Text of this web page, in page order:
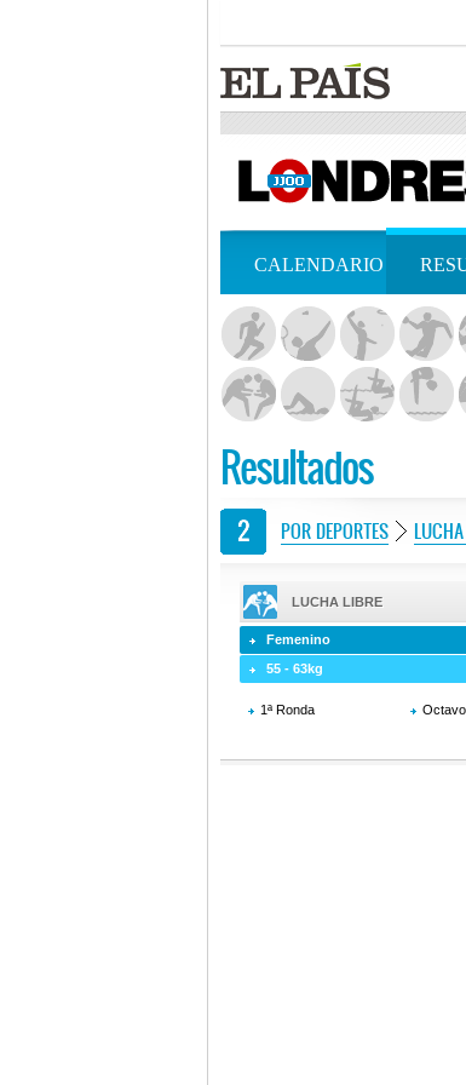
CALENDARIO
Resultados
POR DEPORTES
LUCHA LIBRE
Femenino
55 - 63kg
1ª Ronda